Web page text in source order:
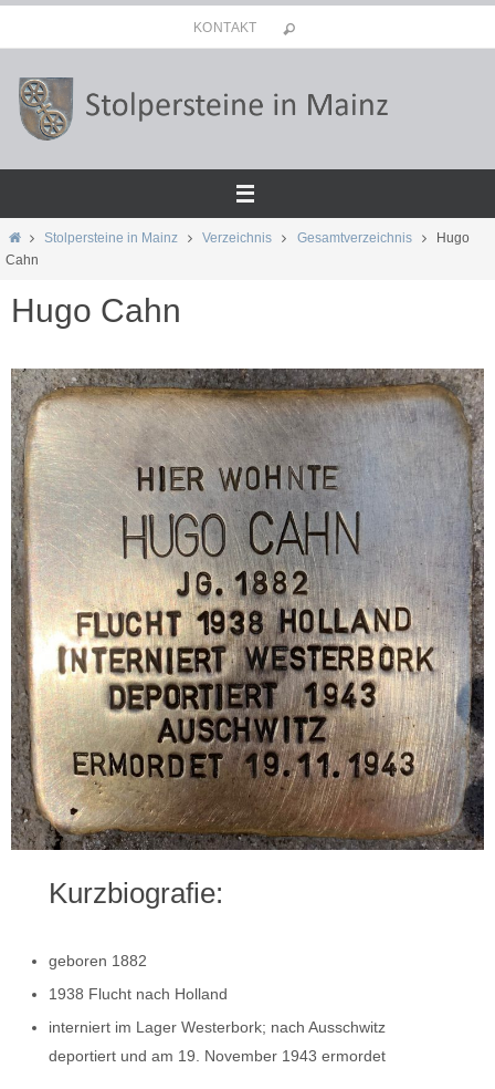
Inhalt
springen
KONTAKT
StartStolpersteine in Mainz Verzeichnis Gesamtverzeichnis
Hugo
Cahn
Hugo Cahn
Kurzbiografie:
geboren 1882
1938 Flucht nach Holland
interniert im Lager Westerbork; nach Ausschwitz
deportiert und am 19. November 1943 ermordet